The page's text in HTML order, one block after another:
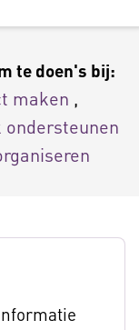
te doen's bij:
maken
ondersteunen